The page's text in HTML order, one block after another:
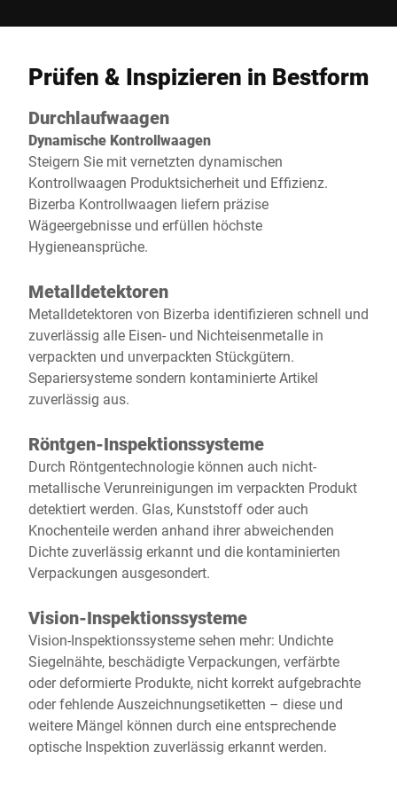
Prüfen & Inspizieren in Bestform
Durchlaufwaagen
Dynamische Kontrollwaagen
Steigern Sie mit vernetzten dynamischen
Kontrollwaagen Produktsicherheit und Effizienz.
Bizerba Kontrollwaagen liefern präzise
Wägeergebnisse und erfüllen höchste
Hygieneansprüche.
Metalldetektoren
Metalldetektoren von Bizerba identifizieren schnell und
zuverlässig alle Eisen- und Nichteisenmetalle in
verpackten und unverpackten Stückgütern.
Separiersysteme sondern kontaminierte Artikel
zuverlässig aus.
Röntgen-Inspektionssysteme
Durch Röntgentechnologie können auch nicht-
metallische Verunreinigungen im verpackten Produkt
detektiert werden. Glas, Kunststoff oder auch
Knochenteile werden anhand ihrer abweichenden
Dichte zuverlässig erkannt und die kontaminierten
Verpackungen ausgesondert.
Vision-Inspektionssysteme
Vision-Inspektionssysteme sehen mehr: Undichte
Siegelnähte, beschädigte Verpackungen, verfärbte
oder deformierte Produkte, nicht korrekt aufgebrachte
oder fehlende Auszeichnungsetiketten – diese und
weitere Mängel können durch eine entsprechende
optische Inspektion zuverlässig erkannt werden.